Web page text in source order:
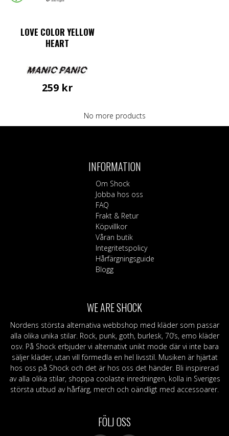
LOVE COLOR YELLOW
HEART
259 kr
No more products
INFORMATION
Om Shock
Jobba hos oss
FAQ
Frakt & Retur
Köpvillkor
Våran butik
Integritetspolicy
Hårfärgningsguide
Blogg
WE ARE SHOCK
Nordens största alternativa webbshop med kläder som passar
alla olika unika stilar. Rock, punk, goth, burlesk, 70’s, emo kläder
osv. På Shock erbjuder vi alternativt unikt mode där vi inte bara
säljer kläder, utan vill förmedla en hel livsstil. Musiken är hjärtat
hos oss på Shock och det är hos oss det händer. Bli inspirerad
av alla olika stilar, shoppa coolaste inredningen, kolla in Sveriges
största utbud av hårfärg, merch och oändligt med accessoarer.
FÖLJ OSS